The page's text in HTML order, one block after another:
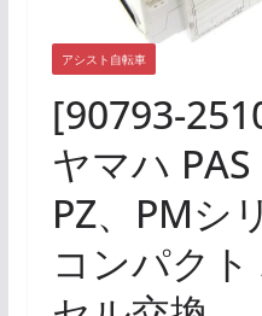
アシスト自転車
[90793-
ヤマハ
PZ、PMシ
コンパク